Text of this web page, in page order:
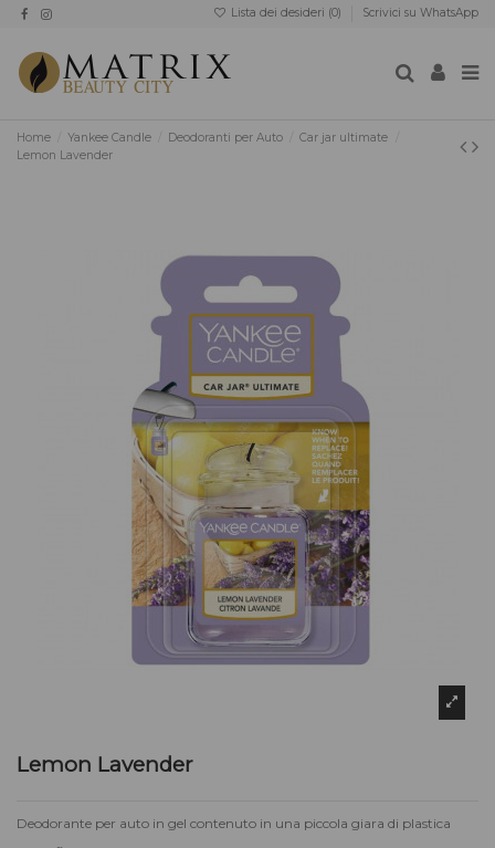
Lista dei desideri (0) Scrivici su WhatsApp
Home Yankee Candle Deodoranti per Auto
Car jar ultimate
Lemon Lavender
Lemon Lavender
Deodorante per auto in gel contenuto in una piccola giara di plastica